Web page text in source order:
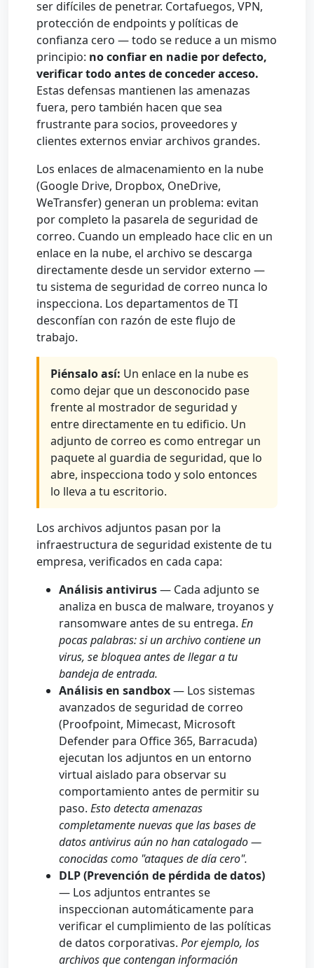
ser difíciles de penetrar. Cortafuegos, VPN,
protección de endpoints y políticas de
confianza cero — todo se reduce a un mismo
principio: no confiar en nadie por defecto,
verificar todo antes de conceder acceso.
Estas defensas mantienen las amenazas
fuera, pero también hacen que sea
frustrante para socios, proveedores y
clientes externos enviar archivos grandes.
Los enlaces de almacenamiento en la nube
(Google Drive, Dropbox, OneDrive,
WeTransfer) generan un problema: evitan
por completo la pasarela de seguridad de
correo. Cuando un empleado hace clic en un
enlace en la nube, el archivo se descarga
directamente desde un servidor externo —
tu sistema de seguridad de correo nunca lo
inspecciona. Los departamentos de TI
desconfían con razón de este flujo de
trabajo.
Piénsalo así: Un enlace en la nube es
como dejar que un desconocido pase
frente al mostrador de seguridad y
entre directamente en tu edificio. Un
adjunto de correo es como entregar un
paquete al guardia de seguridad, que lo
abre, inspecciona todo y solo entonces
lo lleva a tu escritorio.
Los archivos adjuntos pasan por la
infraestructura de seguridad existente de tu
empresa, verificados en cada capa:
Análisis antivirus— Cada adjunto se
analiza en busca de malware, troyanos y
ransomware antes de su entrega. En
pocas palabras: si un archivo contiene un
virus, se bloquea antes de llegar a tu
bandeja de entrada.
Análisis en sandbox— Los sistemas
avanzados de seguridad de correo
(Proofpoint, Mimecast, Microsoft
Defender para Office 365, Barracuda)
ejecutan los adjuntos en un entorno
virtual aislado para observar su
comportamiento antes de permitir su
paso. Esto detecta amenazas
completamente nuevas que las bases de
datos antivirus aún no han catalogado —
conocidas como "ataques de día cero".
DLP (Prevención de pérdida de datos)
— Los adjuntos entrantes se
inspeccionan automáticamente para
verificar el cumplimiento de las políticas
de datos corporativas. Por ejemplo, los
archivos que contengan información